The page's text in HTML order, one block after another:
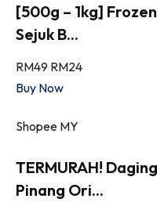
[500g – 1kg]
Sejuk B...
RM49 RM24
Buy Now
Shopee MY
TERMURAH!
Pinang Ori...